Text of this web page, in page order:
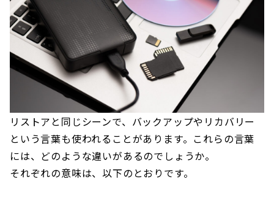
リストアと同じシーンで、バックアップやリカバリー
という言葉も使われることがあります。これらの言葉
には、どのような違いがあるのでしょうか。
それぞれの意味は、以下のとおりです。